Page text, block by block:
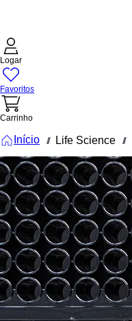
Logar
Favoritos
Carrinho
Início /// Life Science ///